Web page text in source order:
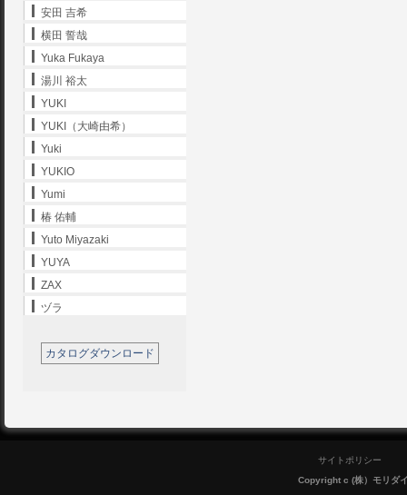
安田 吉希
横田 誓哉
Yuka Fukaya
湯川 裕太
YUKI
YUKI（大崎由希）
Yuki
YUKIO
Yumi
椿 佑輔
Yuto Miyazaki
YUYA
ZAX
ヅラ
カタログダウンロード
サイトポリシー
Copyright c (株）モリダ